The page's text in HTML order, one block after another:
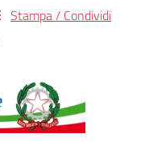
Stampa / Condividi